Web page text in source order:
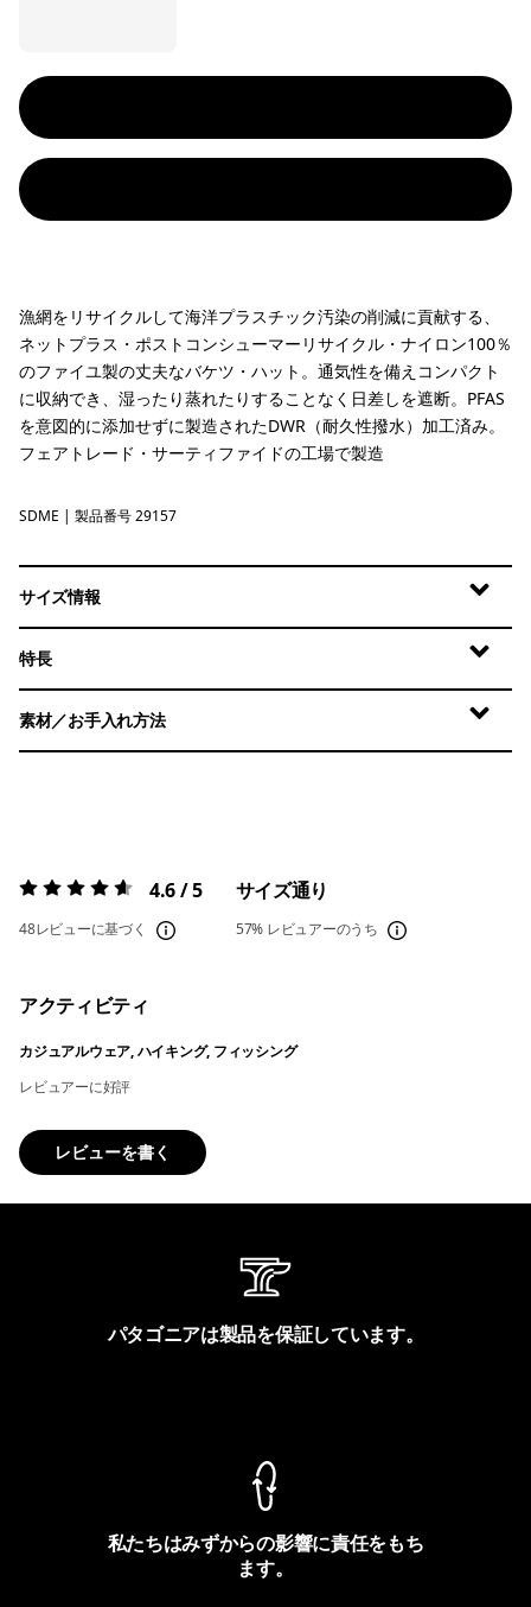
漁網をリサイクルして海洋プラスチック汚染の削減に貢献する、
ネットプラス・ポストコンシューマーリサイクル・ナイロン100％
のファイユ製の丈夫なバケツ・ハット。通気性を備えコンパクト
に収納でき、湿ったり蒸れたりすることなく日差しを遮断。PFAS
を意図的に添加せずに製造されたDWR（耐久性撥水）加工済み。
フェアトレード・サーティファイドの工場で製造
Swelldrifter: Rock Melon
SDME | 製品番号 29157
サイズ情報
特長
素材／お手入れ方法
評価:4.6 / 5 4.6 / 5
48レビューに基づく
サイズ通り
57% レビュアーのうち
アクティビティ
カジュアルウェア, ハイキング, フィッシング
レビュアーに好評
レビューを書く
パタゴニアは製品を保証しています。
私たちはみずからの影響に責任をもち
ます。